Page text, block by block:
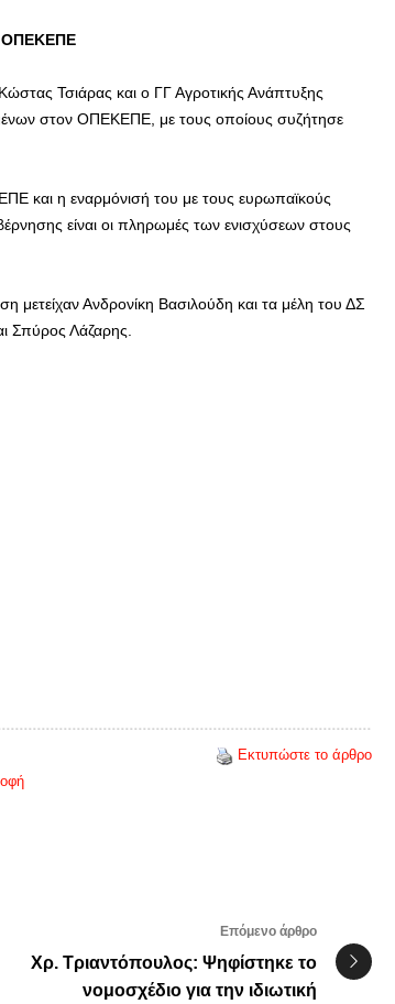
ΟΠΕΚΕΠΕ
Τσιάρας και ο ΓΓ Αγροτικής Ανάπτυξης
στον ΟΠΕΚΕΠΕ, με τους οποίους συζήτησε
και η εναρμόνισή του με τους ευρωπαϊκούς
είναι οι πληρωμές των ενισχύσεων στους
Ανδρονίκη Βασιλούδη και τα μέλη του ΔΣ
Σπύρος Λάζαρης.
Εκτυπώστε το άρθρο
Επόμενο άρθρο
Χρ. Τριαντόπουλος: Ψηφίστηκε το
νομοσχέδιο για την ιδιωτική